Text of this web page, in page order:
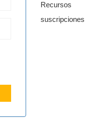
Recursos
suscripciones